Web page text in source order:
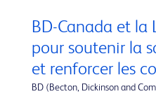
BD-Canada et la
pour soutenir la
et renforcer les
BD (Becton, Dickinson and